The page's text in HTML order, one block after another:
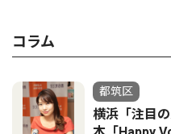
コラム
都筑区
横浜「注目